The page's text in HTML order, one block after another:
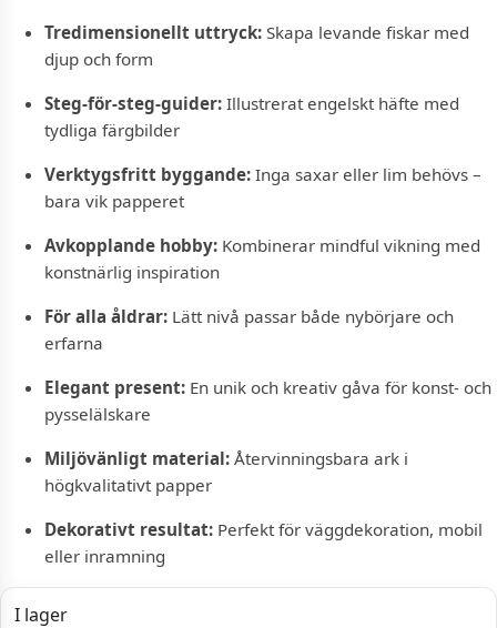
Tredimensionellt uttryck: Skapa levande fiskar med
djup och form
Steg-för-steg-guider: Illustrerat engelskt häfte med
tydliga färgbilder
Verktygsfritt byggande: Inga saxar eller lim behövs –
bara vik papperet
Avkopplande hobby: Kombinerar mindful vikning med
konstnärlig inspiration
För alla åldrar: Lätt nivå passar både nybörjare och
erfarna
Elegant present: En unik och kreativ gåva för konst- och
pysselälskare
Miljövänligt material: Återvinningsbara ark i
högkvalitativt papper
Dekorativt resultat: Perfekt för väggdekoration, mobil
eller inramning
I lager